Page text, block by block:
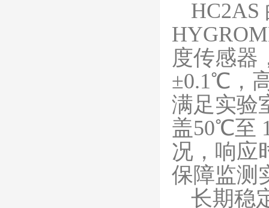
HC2AS
度传感器
±0.1℃，
满足实验
盖50℃至
况，响应
保障监测
长期稳